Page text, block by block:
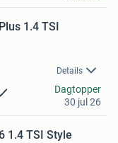
1.4 TSI
Details
Dagtopper
30 jul 26
1.4 TSI Style